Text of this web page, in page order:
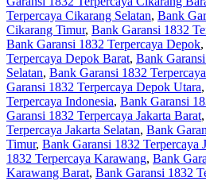
Terpercaya Cikarang Selatan, Bank
Cikarang Timur, Bank Garansi 1832
Bank Garansi 1832 Terpercaya Depok,
Terpercaya Depok Barat, Bank
Selatan, Bank Garansi 1832
Garansi 1832 Terpercaya Depok Utara,
Terpercaya Indonesia, Bank Garansi
Garansi 1832 Terpercaya Jakarta Barat,
Terpercaya Jakarta Selatan, Bank
Timur, Bank Garansi 1832 Terpercaya
1832 Terpercaya Karawang, Bank
Karawang Barat, Bank Garansi 1832